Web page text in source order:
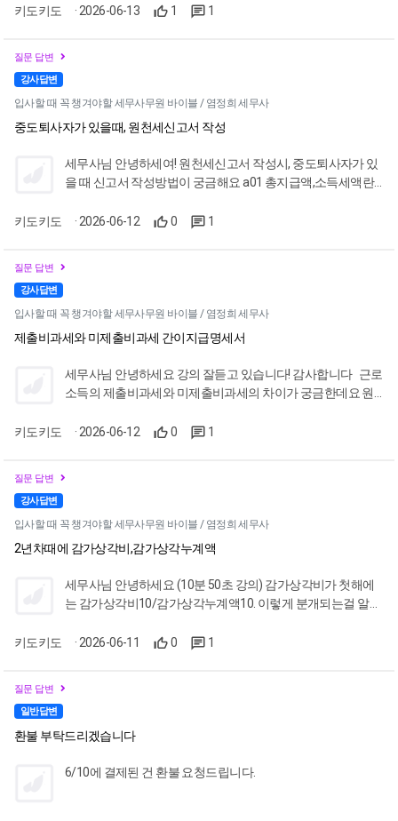
는 큰 차이가 없다고 하셨는데, 아래의 경우도 말씀하신 내용에
요...
키도키도 · 2026-06-13 1 1
질문 답변
강사답변
입사할 때 꼭 챙겨야할 세무사무원 바이블 / 염정희 세무사
중도퇴사자가 있을때, 원천세신고서 작성
세무사님 안녕하세여! 원천세신고서 작성시, 중도퇴사자가 있
을 때 신고서 작성방법이 궁금해요 a01 총지급액,소득세액란
퇴사자가 납부한 소득세를 포함해서 기입하고, a02에는 중도
키도키도 · 2026-06-12 0 1
질문 답변
강사답변
입사할 때 꼭 챙겨야할 세무사무원 바이블 / 염정희 세무사
제출비과세와 미제출비과세 간이지급명세서
세무사님 안녕하세요 강의 잘듣고 있습니다! 감사합니다 근로
소득의 제출비과세와 미제출비과세의 차이가 궁금한데요 원
미제출비과세 모두 미반영, 과세급여만 반영 지급명세서: 제출
키도키도 · 2026-06-12 0 1
질문 답변
강사답변
입사할 때 꼭 챙겨야할 세무사무원 바이블 / 염정희 세무사
2년차때에 감가상각비,감가상각누계액
세무사님 안녕하세요 (10분 50초 강의) 감가상각비가 첫해에
는 감가상각비10/감가상각누계액10. 이렇게 분개되는걸 알았
분개가 되나요??
키도키도 · 2026-06-11 0 1
질문 답변
일반답변
환불 부탁드리겠습니다
6/10에 결제된 건 환불 요청드립니다.